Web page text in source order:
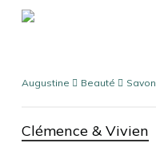
Skip
Augustine Beauté Savon
Clémence & Vivien